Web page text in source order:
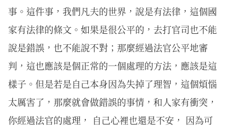
事。這件事，我們凡夫的世界，說是有法律，這個國
家有法律的條文。如果是很公平的，去打官司也不能
說是錯誤，也不能說不對；那麼經過法官公平地審
判，這也應該是個正常的一個處理的方法，應該是這
樣子。但是若是自己本身因為失掉了理智，這個煩惱
太厲害了，那麼就會做錯誤的事情，和人家有衝突，
你經過法官的處理， 自己心裡也還是不安， 因為可